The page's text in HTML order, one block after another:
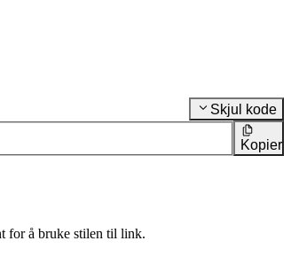
Skjul kode
Kopier
for å bruke stilen til link.